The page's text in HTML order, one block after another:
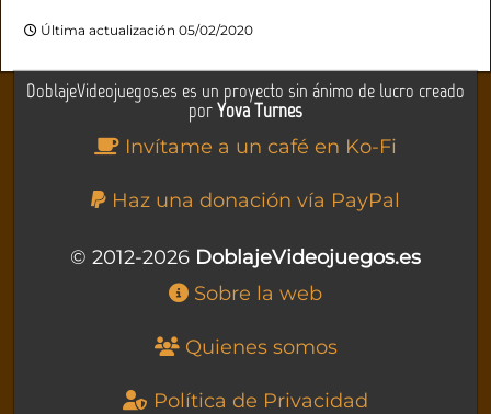
Última actualización 05/02/2020
DoblajeVideojuegos.es es un proyecto sin ánimo de lucro creado
porYova Turnes
Invítame a un café en Ko-Fi
Haz una donación vía PayPal
© 2012-2026 DoblajeVideojuegos.es
Sobre la web
Quienes somos
Política de Privacidad